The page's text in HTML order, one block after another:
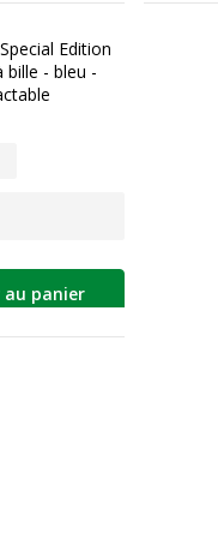
Edition
bille - bleu -
panier
suivante